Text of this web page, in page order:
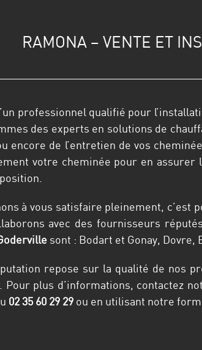
RAMONA – VENTE ET
professionnel qualifié pour
des experts en solutions de
encore de l’entretien de vos
votre cheminée pour en assurer
à vous satisfaire pleinement,
avec des fournisseurs
sont : Bodart et Gonay,
repose sur la qualité de nos
Pour plus d’informations, contactez
02 35 60 29 29 ou en utilisant notre